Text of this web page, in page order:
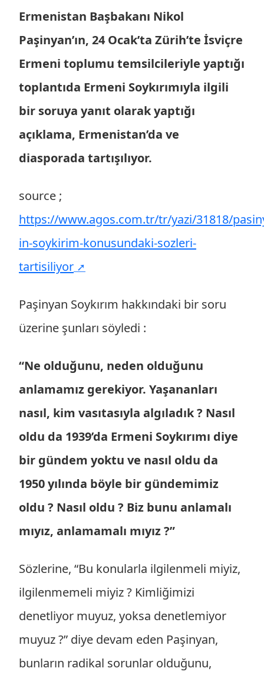
Ermenistan Başbakanı Nikol
Paşinyan’ın, 24 Ocak’ta Zürih’te İsviçre
Ermeni toplumu temsilcileriyle yaptığı
toplantıda Ermeni Soykırımıyla ilgili
bir soruya yanıt olarak yaptığı
açıklama, Ermenistan’da ve
diasporada tartışılıyor.
source ;
https://www.agos.com.tr/tr/yazi/31818/
in-soykirim-konusundaki-sozleri-
tartisiliyor
Paşinyan Soykırım hakkındaki bir soru
üzerine şunları söyledi :
“Ne olduğunu, neden olduğunu
anlamamız gerekiyor. Yaşananları
nasıl, kim vasıtasıyla algıladık ? Nasıl
oldu da 1939’da Ermeni Soykırımı diye
bir gündem yoktu ve nasıl oldu da
1950 yılında böyle bir gündemimiz
oldu ? Nasıl oldu ? Biz bunu anlamalı
mıyız, anlamamalı mıyız ?”
Sözlerine, “Bu konularla ilgilenmeli miyiz,
ilgilenmemeli miyiz ? Kimliğimizi
denetliyor muyuz, yoksa denetlemiyor
muyuz ?” diye devam eden Paşinyan,
bunların radikal sorunlar olduğunu,